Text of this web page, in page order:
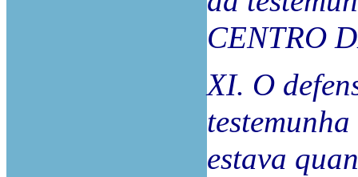
CENTRO
XI. O
estava